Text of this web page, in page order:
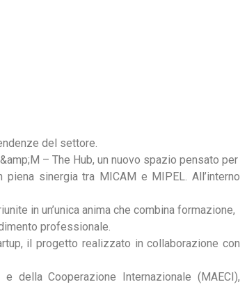
del settore.
– The Hub, un nuovo spazio pensato per
sinergia tra MICAM e MIPEL. All’interno
in un’unica anima che combina formazione,
professionale.
il progetto realizzato in collaborazione con
Cooperazione Internazionale (MAECI),